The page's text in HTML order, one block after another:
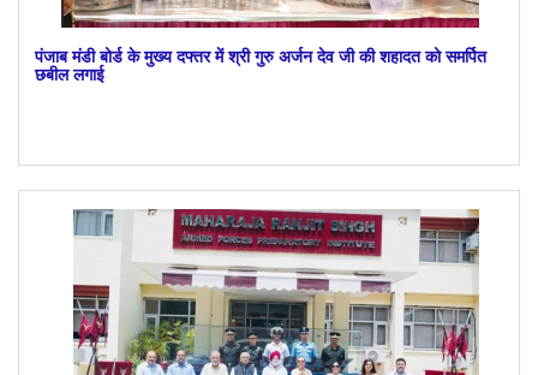
पंजाब मंडी बोर्ड के मुख्य दफ्तर में श्री गुरु अर्जन देव जी की शहादत को समर्पित
छबील लगाई